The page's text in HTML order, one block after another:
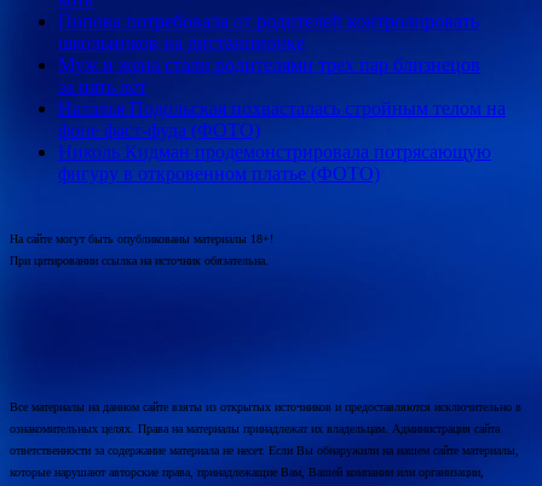
Попова потребовала от родителей контролировать
школьников на дистанционке
Муж и жена стали родителями трех пар близнецов
за пять лет
Наталья Подольская похвасталась стройным телом на
фоне фаст-фуда (ФОТО)
Николь Кидман продемонстрировала потрясающую
фигуру в откровенном платье (ФОТО)
На сайте могут быть опубликованы материалы 18+!
При цитировании ссылка на источник обязательна.
Все материалы на данном сайте взяты из открытых источников и предоставляются исключительно в
ознакомительных целях. Права на материалы принадлежат их владельцам. Администрация сайта
ответственности за содержание материала не несет. Если Вы обнаружили на нашем сайте материалы,
которые нарушают авторские права, принадлежащие Вам, Вашей компании или организации,